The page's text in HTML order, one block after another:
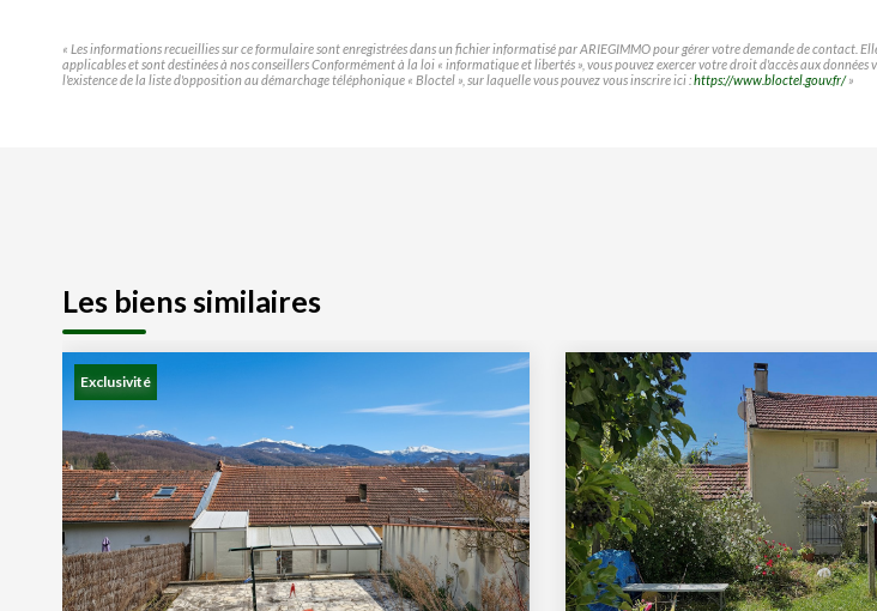
« Les informations recueillies sur ce formulaire sont enregistrées dans un fichier informatisé par ARIEGIMMO pour gérer votre demande de contact.
applicables et sont destinées à nos conseillers Conformément à la loi « informatique et libertés », vous pouvez exercer votre droit d'accès aux
l'existence de la liste d'opposition au démarchage téléphonique « Bloctel », sur laquelle vous pouvez vous inscrire ici :https://www.bloctel.gouv.fr/»
Les biens similaires
Exclusivité